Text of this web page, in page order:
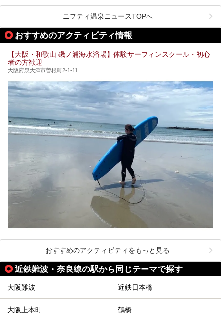
処にいたるまで魅力をたっぷり堪能してきたので、その全容
ペース、ロウリュウなど、心ゆくまで楽しむためのサービス
が充実した施設も多くみられます。
今回はそんなサウナにこだわった、大阪府内のオススメ温
泉・銭湯・スパを30件紹介したいと思います！
ニフティ温泉ニュースTOPへ
おすすめのアクティビティ情報
【大阪・和歌山 磯ノ浦海水浴場】体験サーフィンスクール・初心
者の方歓迎
大阪府泉大津市曽根町2-1-11
おすすめのアクティビティをもっと見る
近鉄難波・奈良線の駅から同じテーマで探す
大阪難波 近鉄日本橋
大阪上本町 鶴橋